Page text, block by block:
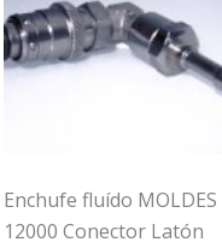
Enchufe fluído MOLDES
12000 Conector Latón